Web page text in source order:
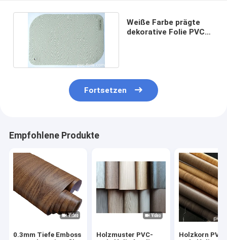
Weiße Farbe prägte
dekorative Folie PVCs
Fortsetzen
Empfohlene Produkte
0.3mm Tiefe Emboss
Holzmuster PVC-
Holzkorn PVC